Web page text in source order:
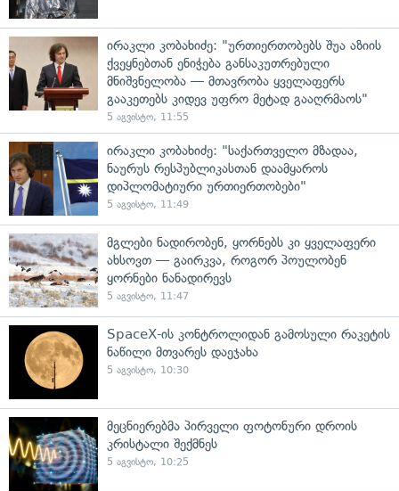
ირაკლი კობახიძე: "ურთიერთობებს შუა აზიის
ქვეყნებთან ენიჭება განსაკუთრებული
მნიშვნელობა — მთავრობა ყველაფერს
გააკეთებს კიდევ უფრო მეტად გააღრმაოს"
5 აგვისტო, 11:55
ირაკლი კობახიძე: "საქართველო მზადაა,
ნაურუს რესპუბლიკასთან დაამყაროს
დიპლომატიური ურთიერთობები"
5 აგვისტო, 11:49
მგლები ნადირობენ, ყორნებს კი ყველაფერი
ახსოვთ — გაირკვა, როგორ პოულობენ
ყორნები ნანადირევს
5 აგვისტო, 11:47
SpaceX-ის კონტროლიდან გამოსული რაკეტის
ნაწილი მთვარეს დაეჯახა
5 აგვისტო, 10:30
მეცნიერებმა პირველი ფოტონური დროის
კრისტალი შექმნეს
5 აგვისტო, 10:25